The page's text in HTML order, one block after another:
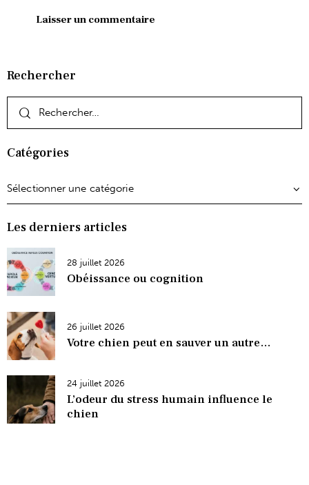
Rechercher
Catégories
Les derniers articles
28 juillet 2026
Obéissance ou cognition
26 juillet 2026
Votre chien peut en sauver un autre…
24 juillet 2026
L’odeur du stress humain influence le
chien